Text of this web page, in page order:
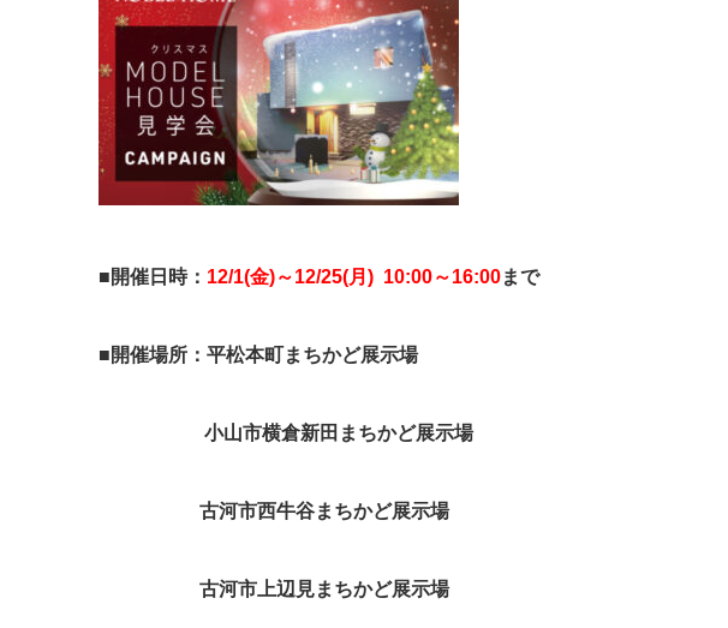
■開催日時： 12/1(金)～12/25(月) 10:00～16:00まで
■開催場所：平松本町まちかど展示場
小山市横倉新田まちかど展示場
古河市西牛谷まちかど展示場
古河市上辺見まちかど展示場